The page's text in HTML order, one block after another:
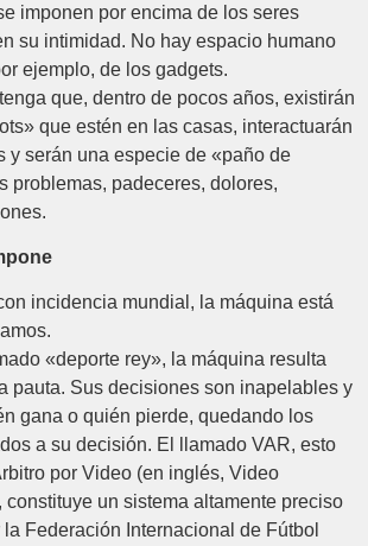
imponen por encima de los seres
su intimidad. No hay espacio humano
ejemplo, de los gadgets.
que, dentro de pocos años, existirán
que estén en las casas, interactuarán
y serán una especie de «paño de
problemas, padeceres, dolores,
incidencia mundial, la máquina está
«deporte rey», la máquina resulta
pauta. Sus decisiones son inapelables y
gana o quién pierde, quedando los
a su decisión. El llamado VAR, esto
por Video (en inglés, Video
constituye un sistema altamente preciso
Federación Internacional de Fútbol